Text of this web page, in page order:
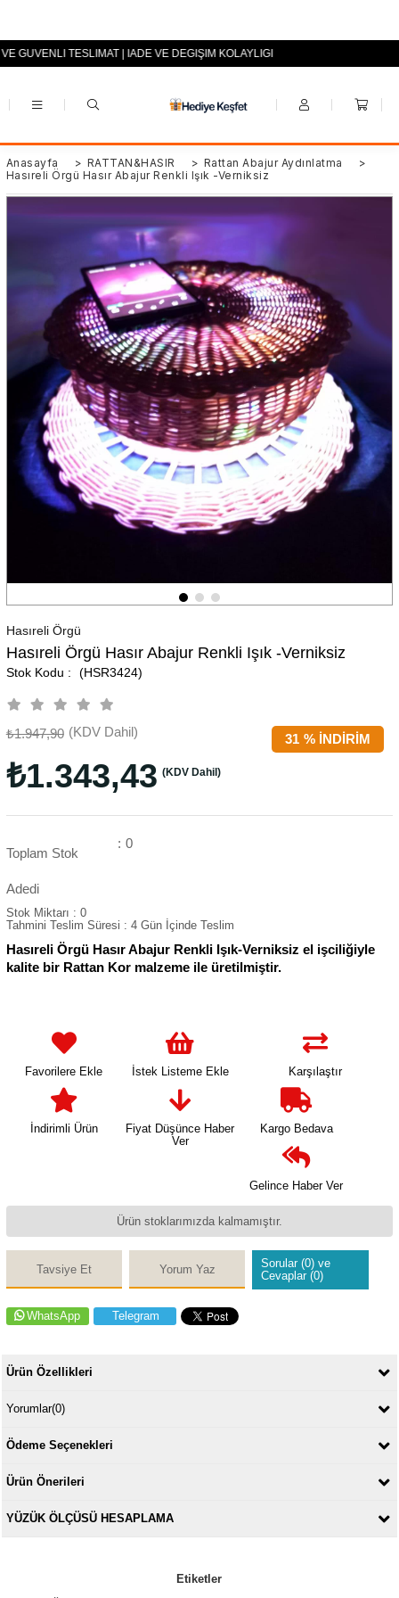
+90 (0553) 694 94 70
GÜVENLİ TESLİMAT | İADE VE DEĞİŞİM KOLAYLIĞI
Anasayfa > RATTAN&HASIR > Rattan Abajur Aydınlatma
>
Hasıreli Örgü Hasır Abajur Renkli Işık -Verniksiz
Hasıreli Örgü
Hasıreli Örgü Hasır Abajur Renkli Işık -Verniksiz
(HSR3424)
%
31 İNDIRIM
₺1.947,90 (KDV Dahil)
₺1.343,43 (KDV Dahil)
Toplam Stok
Adedi
: 0
Stok Miktarı : 0
Tahmini Teslim Süresi : 4 Gün İçinde Teslim
Hasıreli Örgü Hasır Abajur Renkli Işık-Verniksiz el işciliğiyle
kalite bir Rattan Kor malzeme ile üretilmiştir.
Favorilere Ekle İstek Listeme Ekle Karşılaştır
İndirimli Ürün
Fiyat Düşünce Haber
Ver
Kargo Bedava
Gelince Haber Ver
Ürün stoklarımızda kalmamıştır.
Tavsiye Et Yorum Yaz
Sorular (0) ve
Cevaplar (0)
WhatsApp Telegram
Ürün Özellikleri
Yorumlar(0)
Ödeme Seçenekleri
Ürün Önerileri
YÜZÜK ÖLÇÜSÜ HESAPLAMA
Etiketler